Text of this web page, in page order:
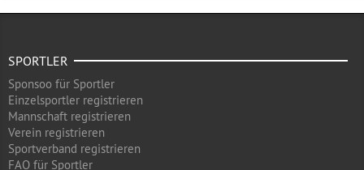
SPORTLER
Sponsoo für Sportler
Einzelsportler registrieren
Mannschaft registrieren
Verein registrieren
Sportverband registrieren
FAQ für Sportler